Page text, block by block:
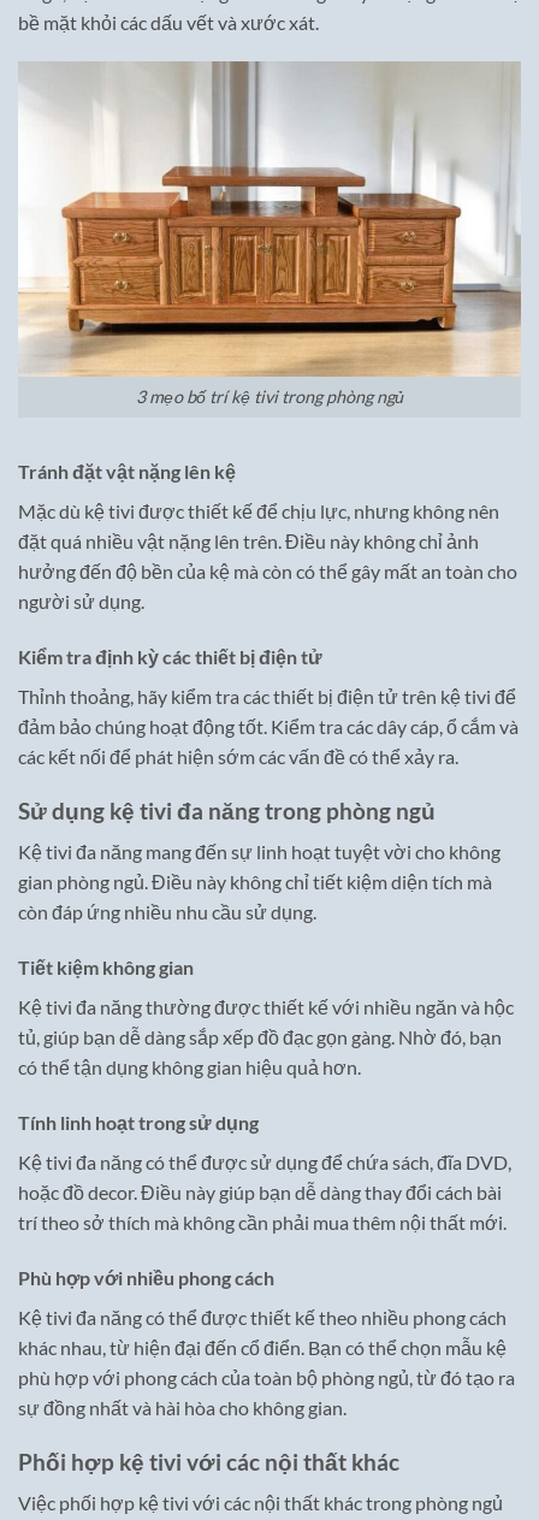
bề mặt khỏi các dấu vết và xước xát.
3 mẹo bố trí kệ tivi trong phòng ngủ
Tránh đặt vật nặng lên kệ
Mặc dù kệ tivi được thiết kế để chịu lực, nhưng không nên
đặt quá nhiều vật nặng lên trên. Điều này không chỉ ảnh
hưởng đến độ bền của kệ mà còn có thể gây mất an toàn cho
người sử dụng.
Kiểm tra định kỳ các thiết bị điện tử
Thỉnh thoảng, hãy kiểm tra các thiết bị điện tử trên kệ tivi để
đảm bảo chúng hoạt động tốt. Kiểm tra các dây cáp, ổ cắm và
các kết nối để phát hiện sớm các vấn đề có thể xảy ra.
Sử dụng kệ tivi đa năng trong phòng ngủ
Kệ tivi đa năng mang đến sự linh hoạt tuyệt vời cho không
gian phòng ngủ. Điều này không chỉ tiết kiệm diện tích mà
còn đáp ứng nhiều nhu cầu sử dụng.
Tiết kiệm không gian
Kệ tivi đa năng thường được thiết kế với nhiều ngăn và hộc
tủ, giúp bạn dễ dàng sắp xếp đồ đạc gọn gàng. Nhờ đó, bạn
có thể tận dụng không gian hiệu quả hơn.
Tính linh hoạt trong sử dụng
Kệ tivi đa năng có thể được sử dụng để chứa sách, đĩa DVD,
hoặc đồ decor. Điều này giúp bạn dễ dàng thay đổi cách bài
trí theo sở thích mà không cần phải mua thêm nội thất mới.
Phù hợp với nhiều phong cách
Kệ tivi đa năng có thể được thiết kế theo nhiều phong cách
khác nhau, từ hiện đại đến cổ điển. Bạn có thể chọn mẫu kệ
phù hợp với phong cách của toàn bộ phòng ngủ, từ đó tạo ra
sự đồng nhất và hài hòa cho không gian.
Phối hợp kệ tivi với các nội thất khác
Việc phối hợp kệ tivi với các nội thất khác trong phòng ngủ